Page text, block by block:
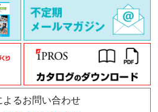
よるお問い合わせ